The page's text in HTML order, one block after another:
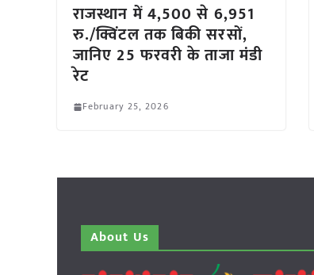
राजस्थान में 4,500 से 6,951
रु./क्विंटल तक बिकी सरसों,
जानिए 25 फरवरी के ताजा मंडी
रेट
February 25, 2026
About Us